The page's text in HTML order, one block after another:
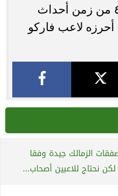
أهداف اللقاء في الدقيقة ٤٠ من زمن أحداث
لاعب فاركو
الزمالك جيدة وفقا
نحتاج للاعبين أصحاب...